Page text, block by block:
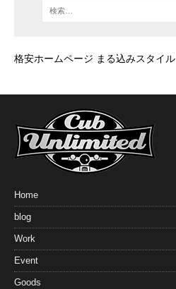
格安ホームページ まる込みスタイル
Home
blog
Work
Event
Goods